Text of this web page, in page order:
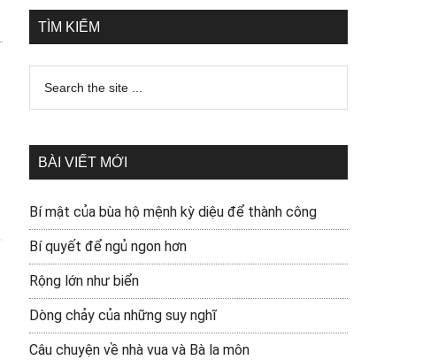
TÌM KIẾM
BÀI VIẾT MỚI
Bí mật của bùa hộ mệnh kỳ diệu để thành công
Bí quyết để ngủ ngon hơn
Rộng lớn như biển
Dòng chảy của những suy nghĩ
Câu chuyện về nhà vua và Bà la môn